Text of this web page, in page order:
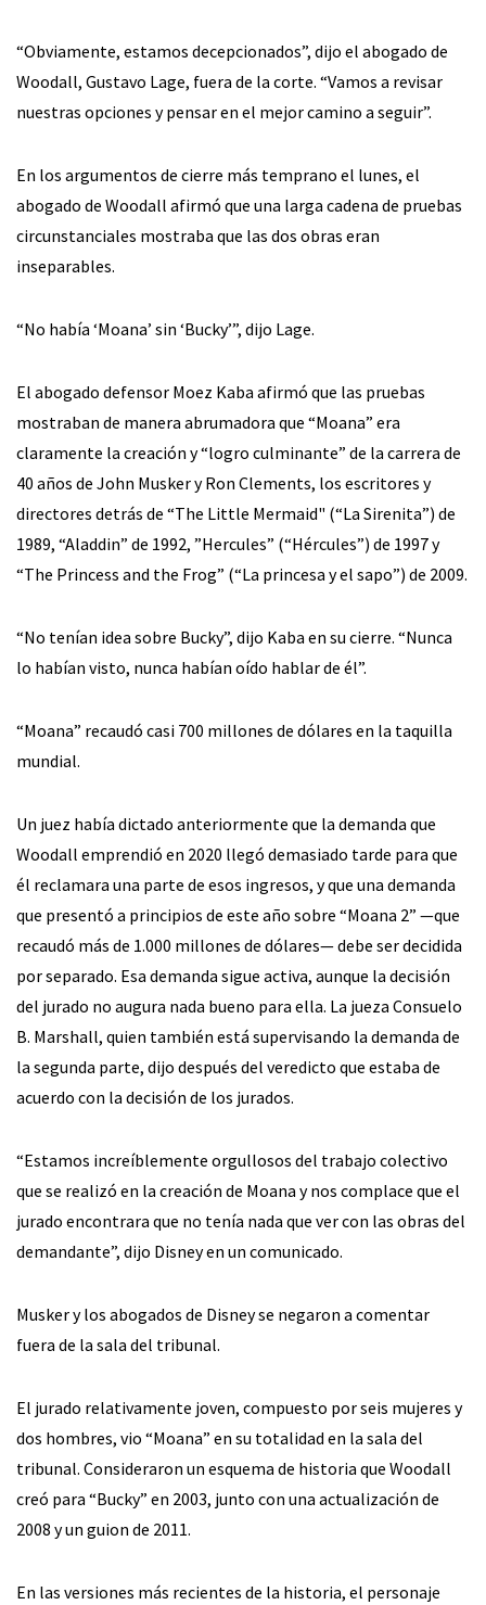
“Obviamente, estamos decepcionados”, dijo el abogado de
Woodall, Gustavo Lage, fuera de la corte. “Vamos a revisar
nuestras opciones y pensar en el mejor camino a seguir”.
En los argumentos de cierre más temprano el lunes, el
abogado de Woodall afirmó que una larga cadena de pruebas
circunstanciales mostraba que las dos obras eran
inseparables.
“No había ‘Moana’ sin ‘Bucky’”, dijo Lage.
El abogado defensor Moez Kaba afirmó que las pruebas
mostraban de manera abrumadora que “Moana” era
claramente la creación y “logro culminante” de la carrera de
40 años de John Musker y Ron Clements, los escritores y
directores detrás de “The Little Mermaid" (“La Sirenita”) de
1989, “Aladdin” de 1992, ”Hercules” (“Hércules”) de 1997 y
“The Princess and the Frog” (“La princesa y el sapo”) de 2009.
“No tenían idea sobre Bucky”, dijo Kaba en su cierre. “Nunca
lo habían visto, nunca habían oído hablar de él”.
“Moana” recaudó casi 700 millones de dólares en la taquilla
mundial.
Un juez había dictado anteriormente que la demanda que
Woodall emprendió en 2020 llegó demasiado tarde para que
él reclamara una parte de esos ingresos, y que una demanda
que presentó a principios de este año sobre “Moana 2” —que
recaudó más de 1.000 millones de dólares— debe ser decidida
por separado. Esa demanda sigue activa, aunque la decisión
del jurado no augura nada bueno para ella. La jueza Consuelo
B. Marshall, quien también está supervisando la demanda de
la segunda parte, dijo después del veredicto que estaba de
acuerdo con la decisión de los jurados.
“Estamos increíblemente orgullosos del trabajo colectivo
que se realizó en la creación de Moana y nos complace que el
jurado encontrara que no tenía nada que ver con las obras del
demandante”, dijo Disney en un comunicado.
Musker y los abogados de Disney se negaron a comentar
fuera de la sala del tribunal.
El jurado relativamente joven, compuesto por seis mujeres y
dos hombres, vio “Moana” en su totalidad en la sala del
tribunal. Consideraron un esquema de historia que Woodall
creó para “Bucky” en 2003, junto con una actualización de
2008 y un guion de 2011.
En las versiones más recientes de la historia, el personaje